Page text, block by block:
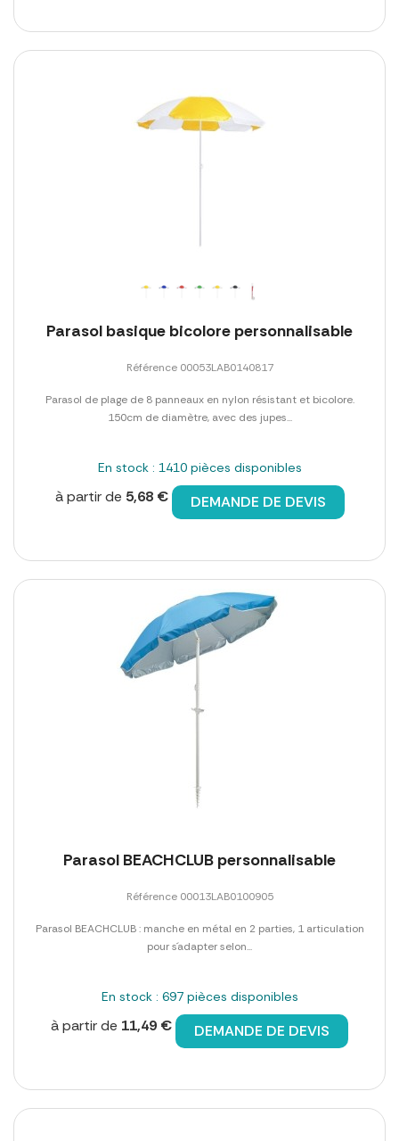
Parasol basique bicolore personnalisable
Référence 00053LAB0140817
Parasol de plage de 8 panneaux en nylon résistant et bicolore.
150cm de diamètre, avec des jupes...
En stock : 1410 pièces disponibles
à partir de 5,68 € DEMANDE DE DEVIS
Parasol BEACHCLUB personnalisable
Référence 00013LAB0100905
Parasol BEACHCLUB : manche en métal en 2 parties, 1 articulation
pour s´adapter selon...
En stock : 697 pièces disponibles
à partir de 11,49 € DEMANDE DE DEVIS